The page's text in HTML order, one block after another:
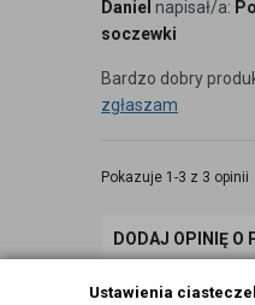
Ustawienia
Daniel napisał/a:
soczewki
Bardzo dobry
zgłaszam
Pokazuje 1-3 z 3 opinii
DODAJ OPINIĘ O